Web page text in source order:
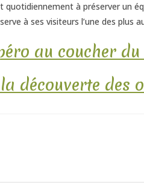
quotidiennement à préserver un
à ses visiteurs l’une des
au coucher
découverte des